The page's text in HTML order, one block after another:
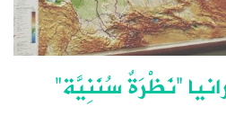
“نَظْرَةٌ سُنَنِيَّة”